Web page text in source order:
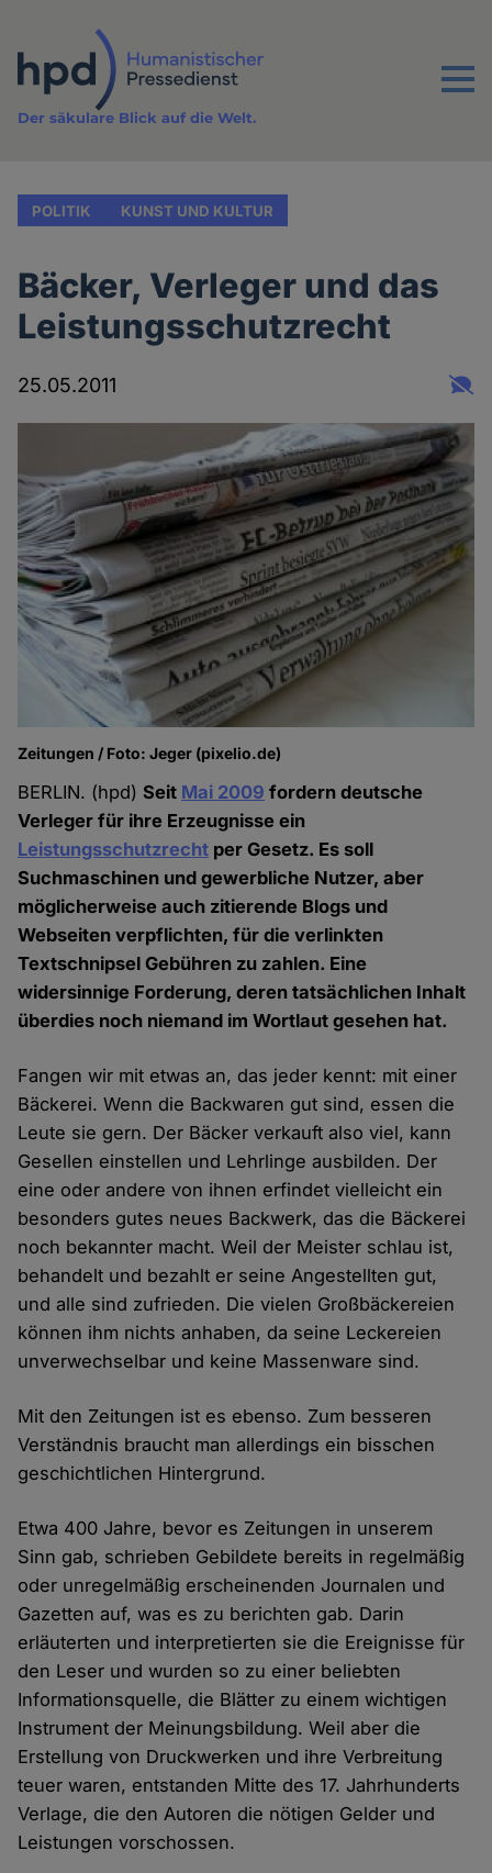
Inhalt
Menu
Der säkulare Blick auf die Welt.
POLITIK KUNST UND KULTUR
Bäcker, Verleger und das
Leistungsschutzrecht
25.05.2011
Zeitungen / Foto: Jeger (pixelio.de)
BERLIN. (hpd)Seit Mai 2009 fordern deutsche
Verleger für ihre Erzeugnisse ein
Leistungsschutzrecht per Gesetz. Es soll
Suchmaschinen und gewerbliche Nutzer, aber
möglicherweise auch zitierende Blogs und
Webseiten verpflichten, für die verlinkten
Textschnipsel Gebühren zu zahlen. Eine
widersinnige Forderung, deren tatsächlichen Inhalt
überdies noch niemand im Wortlaut gesehen hat.
Fangen wir mit etwas an, das jeder kennt: mit einer
Bäckerei. Wenn die Backwaren gut sind, essen die
Leute sie gern. Der Bäcker verkauft also viel, kann
Gesellen einstellen und Lehrlinge ausbilden. Der
eine oder andere von ihnen erfindet vielleicht ein
besonders gutes neues Backwerk, das die Bäckerei
noch bekannter macht. Weil der Meister schlau ist,
behandelt und bezahlt er seine Angestellten gut,
und alle sind zufrieden. Die vielen Großbäckereien
können ihm nichts anhaben, da seine Leckereien
unverwechselbar und keine Massenware sind.
Mit den Zeitungen ist es ebenso. Zum besseren
Verständnis braucht man allerdings ein bisschen
geschichtlichen Hintergrund.
Etwa 400 Jahre, bevor es Zeitungen in unserem
Sinn gab, schrieben Gebildete bereits in regelmäßig
oder unregelmäßig erscheinenden Journalen und
Gazetten auf, was es zu berichten gab. Darin
erläuterten und interpretierten sie die Ereignisse für
den Leser und wurden so zu einer beliebten
Informationsquelle, die Blätter zu einem wichtigen
Instrument der Meinungsbildung. Weil aber die
Erstellung von Druckwerken und ihre Verbreitung
teuer waren, entstanden Mitte des 17. Jahrhunderts
Verlage, die den Autoren die nötigen Gelder und
Leistungen vorschossen.